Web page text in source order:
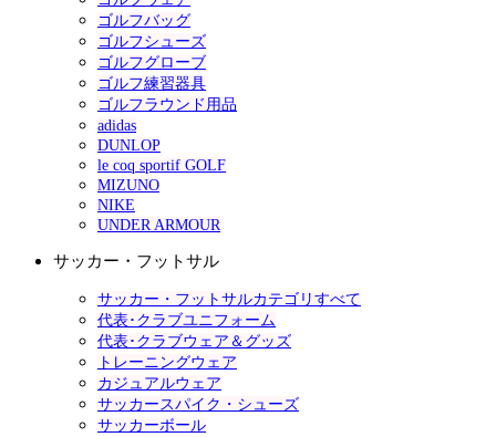
ゴルフバッグ
ゴルフシューズ
ゴルフグローブ
ゴルフ練習器具
ゴルフラウンド用品
adidas
DUNLOP
le coq sportif GOLF
MIZUNO
NIKE
UNDER ARMOUR
サッカー・フットサル
サッカー・フットサルカテゴリすべて
代表･クラブユニフォーム
代表･クラブウェア＆グッズ
トレーニングウェア
カジュアルウェア
サッカースパイク・シューズ
サッカーボール